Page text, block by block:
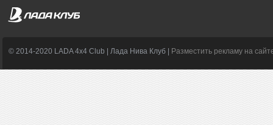
© 2014-2020 LADA 4x4 Club | Лада Нива Клуб | Разместить рекламу на